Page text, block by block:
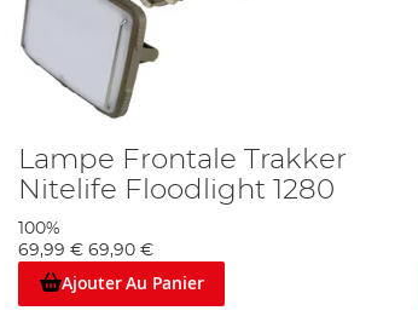
Lampe Frontale Trakker
Nitelife Floodlight 1280
100%
69,99 € 69,90 €
Ajouter Au Panier